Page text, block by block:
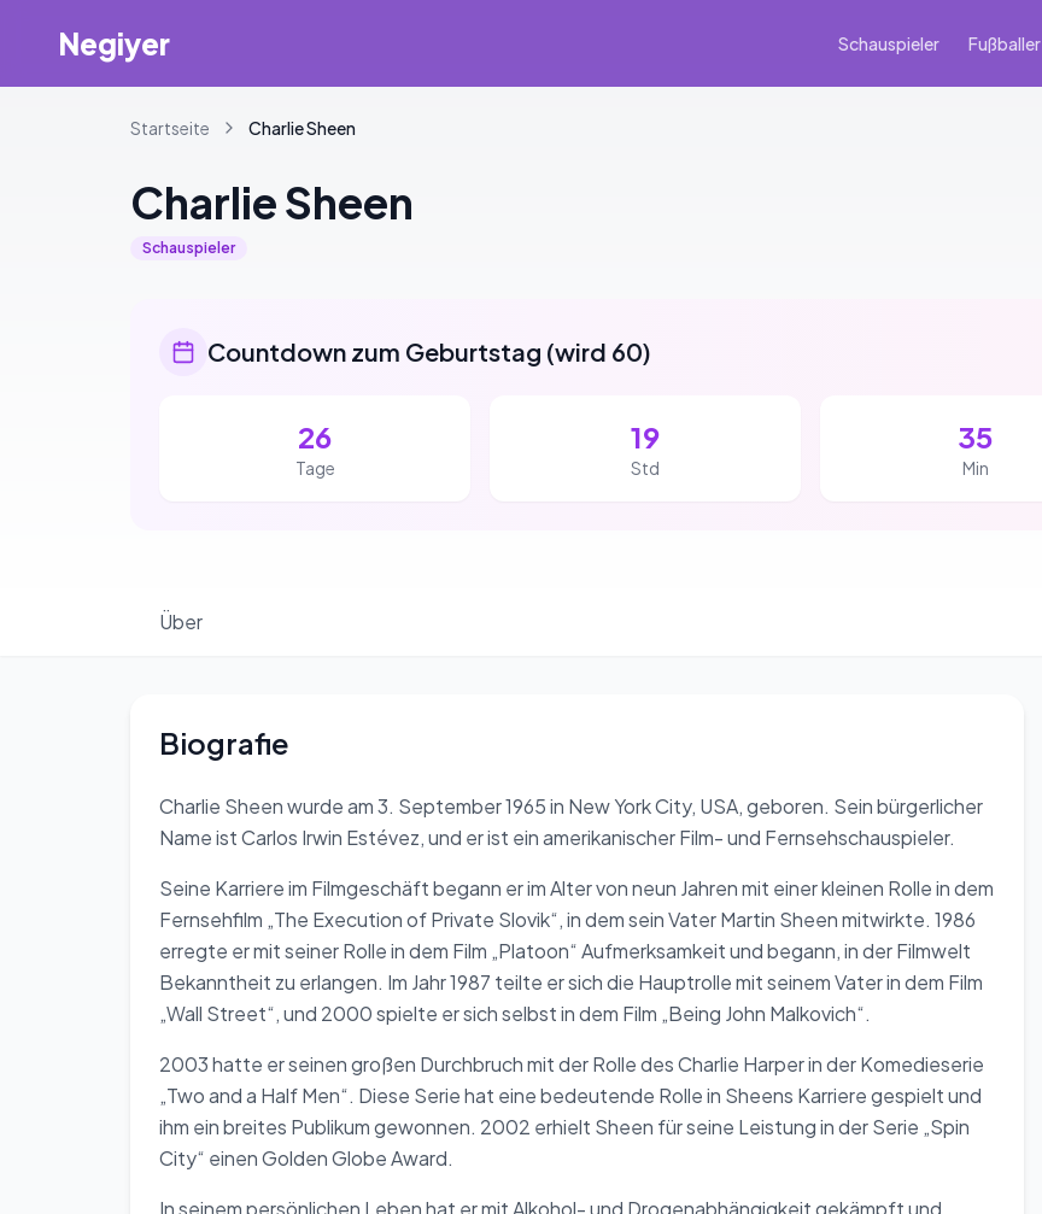
Negiyer Schauspieler Fußballer
Startseite CharlieSheen
CharlieSheen
Schauspieler
Countdown zum Geburtstag (wird 60)
26
Tage
19
Std
35
Min
Über
Biografie
Charlie Sheen wurde am 3. September 1965 in New York City, USA, geboren. Sein bürgerlicher
Name ist Carlos Irwin Estévez, und er ist ein amerikanischer Film- und Fernsehschauspieler.
Seine Karriere im Filmgeschäft begann er im Alter von neun Jahren mit einer kleinen Rolle in dem
Fernsehfilm „The Execution of Private Slovik“, in dem sein Vater Martin Sheen mitwirkte. 1986
erregte er mit seiner Rolle in dem Film „Platoon“ Aufmerksamkeit und begann, in der Filmwelt
Bekanntheit zu erlangen. Im Jahr 1987 teilte er sich die Hauptrolle mit seinem Vater in dem Film
„Wall Street“, und 2000 spielte er sich selbst in dem Film „Being John Malkovich“.
2003 hatte er seinen großen Durchbruch mit der Rolle des Charlie Harper in der Komedieserie
„Two and a Half Men“. Diese Serie hat eine bedeutende Rolle in Sheens Karriere gespielt und
ihm ein breites Publikum gewonnen. 2002 erhielt Sheen für seine Leistung in der Serie „Spin
City“ einen Golden Globe Award.
In seinem persönlichen Leben hat er mit Alkohol- und Drogenabhängigkeit gekämpft und